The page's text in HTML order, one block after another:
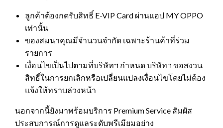
ลูกค้าต้องกดรับสิทธิ์ E-VIP Card ผ่านแอป MY OPPO
เท่านั้น
ของสมนาคุณมีจำนวนจำกัด เฉพาะร้านค้าที่ร่วม
รายการ
เงื่อนไขเป็นไปตามที่บริษัทฯ กำหนด บริษัทฯ ขอสงวน
สิทธิ์ในการยกเลิกหรือเปลี่ยนแปลงเงื่อนไขโดยไม่ต้อง
แจ้งให้ทราบล่วงหน้า
นอกจากนี้ยังมาพร้อมบริการ Premium Service สัมผัส
ประสบการณ์การดูแลระดับพรีเมียมอย่าง